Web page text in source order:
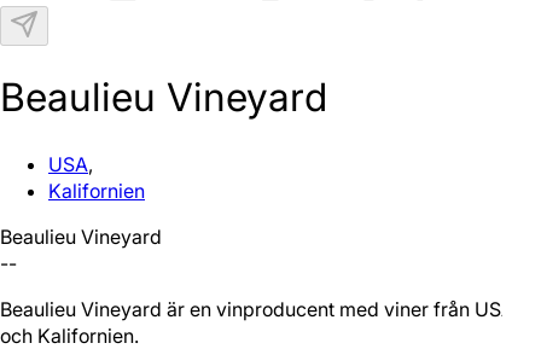
Beaulieu Vineyard
USA,
Kalifornien
Beaulieu Vineyard
--
Beaulieu Vineyard är en vinproducent med viner från USA
och Kalifornien.